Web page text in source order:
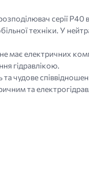
серії
техніки. У
електричних
гідравлікою.
чудове
та